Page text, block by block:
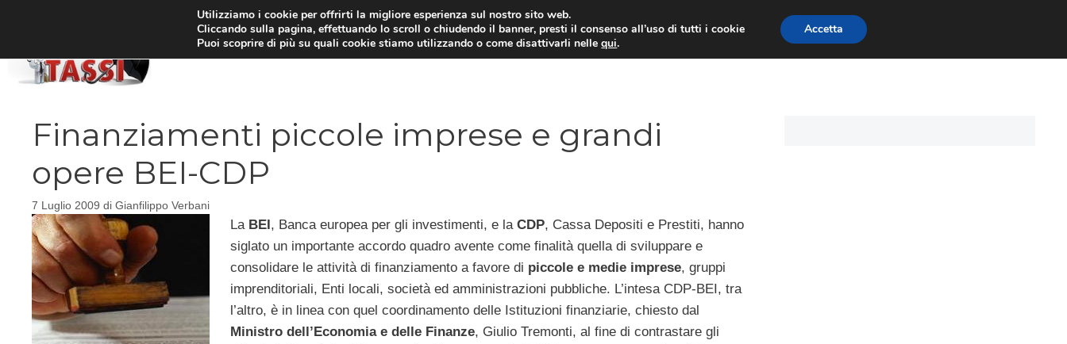
PRESTITI
Finanziamenti piccole imprese e grandi
opere BEI-CDP
7 Luglio 2009 di Gianfilippo Verbani
La BEI, Banca europea per gli investimenti, e la CDP, Cassa Depositi e Prestiti, hanno
siglato un importante accordo quadro avente come finalità quella di sviluppare e
consolidare le attività di finanziamento a favore di piccole e medie imprese, gruppi
imprenditoriali, Enti locali, società ed amministrazioni pubbliche. L’intesa CDP-BEI, tra
l’altro, è in linea con quel coordinamento delle Istituzioni finanziarie, chiesto dal
Ministro dell’Economia e delle Finanze, Giulio Tremonti, al fine di contrastare gli
Utilizziamo i cookie per offrirti la migliore esperienza sul nostro sito web.
Cliccando sulla pagina, effettuando lo scroll o chiudendo il banner, presti il consenso all’uso di tutti i cookie
Puoi scoprire di più su quali cookie stiamo utilizzando o come disattivarli nellequi.
Accetta